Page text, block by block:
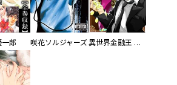
一郎 咲花ソルジャーズ 異世界金融王 ～クローネ・ゴルディオンの覇道～